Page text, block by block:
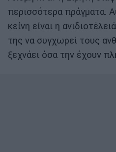
περισσότερα πράγματα.
κείνη είναι η
της να συγχωρεί τους
ξεχνάει όσα την έχουν